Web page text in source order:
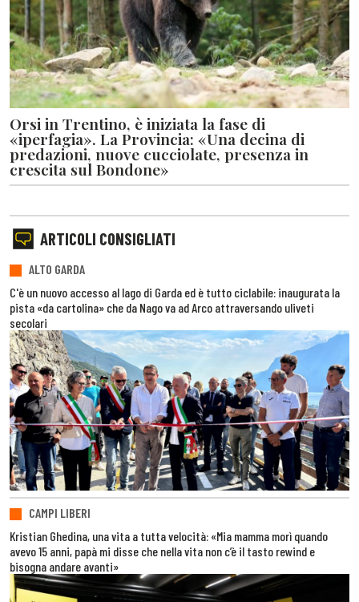
Orsi in Trentino, è iniziata la fase di
«iperfagia». La Provincia: «Una decina di
predazioni, nuove cucciolate, presenza in
crescita sul Bondone»
ARTICOLI CONSIGLIATI
ALTO GARDA
C'è un nuovo accesso al lago di Garda ed è tutto ciclabile: inaugurata la
pista «da cartolina» che da Nago va ad Arco attraversando uliveti
secolari
CAMPI LIBERI
Kristian Ghedina, una vita a tutta velocità: «Mia mamma morì quando
avevo 15 anni, papà mi disse che nella vita non c’è il tasto rewind e
bisogna andare avanti»